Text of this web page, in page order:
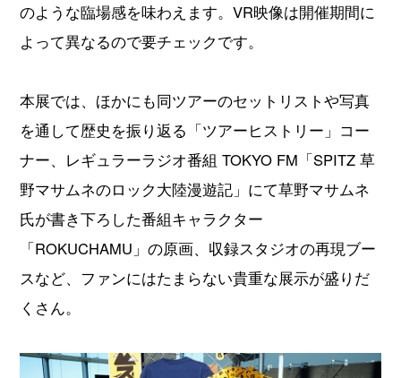
のような臨場感を味わえます。VR映像は開催期間に
よって異なるので要チェックです。
本展では、ほかにも同ツアーのセットリストや写真
を通して歴史を振り返る「ツアーヒストリー」コー
ナー、レギュラーラジオ番組 TOKYO FM「SPITZ 草
野マサムネのロック大陸漫遊記」にて草野マサムネ
氏が書き下ろした番組キャラクター
「ROKUCHAMU」の原画、収録スタジオの再現ブー
スなど、ファンにはたまらない貴重な展示が盛りだ
くさん。